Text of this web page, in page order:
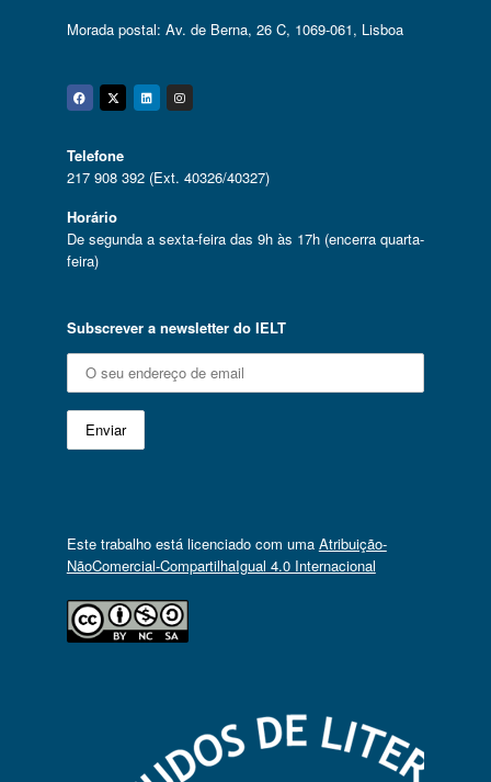
Morada postal: Av. de Berna, 26 C, 1069-061, Lisboa
Facebook
Twitter
Linkedin
Instagram
Telefone
217 908 392 (Ext. 40326/40327)
Horário
De segunda a sexta-feira das 9h às 17h (encerra quarta-
feira)
Subscrever a newsletter do IELT
Este trabalho está licenciado com uma Atribuição-
NãoComercial-CompartilhaIgual 4.0 Internacional